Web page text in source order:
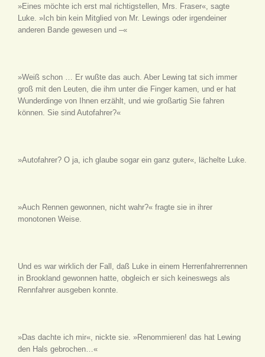
»Eines möchte ich erst mal richtigstellen, Mrs. Fraser«, sagte
Luke. »Ich bin kein Mitglied von Mr. Lewings oder irgendeiner
anderen Bande gewesen und –«
»Weiß schon … Er wußte das auch. Aber Lewing tat sich immer
groß mit den Leuten, die ihm unter die Finger kamen, und er hat
Wunderdinge von Ihnen erzählt, und wie großartig Sie fahren
können. Sie sind Autofahrer?«
»Autofahrer? O ja, ich glaube sogar ein ganz guter«, lächelte Luke.
»Auch Rennen gewonnen, nicht wahr?« fragte sie in ihrer
monotonen Weise.
Und es war wirklich der Fall, daß Luke in einem Herrenfahrerrennen
in Brookland gewonnen hatte, obgleich er sich keineswegs als
Rennfahrer ausgeben konnte.
»Das dachte ich mir«, nickte sie. »Renommieren! das hat Lewing
den Hals gebrochen…«